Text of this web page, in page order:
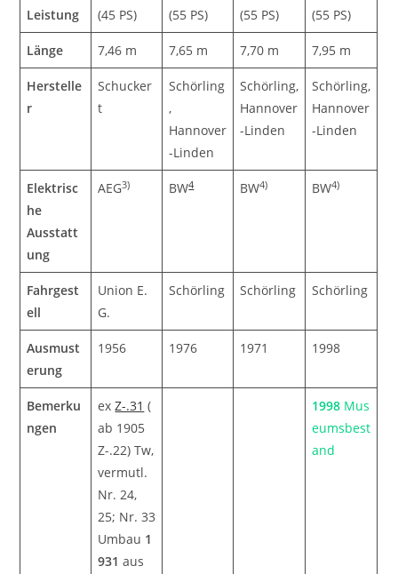
Leistung
(45 PS)
(55 PS)
(55 PS)
(55 PS)
Länge 7,46 m 7,65 m 7,70 m 7,95 m
Herstelle
r
Schucker
t
Schörling
,
Hannover
-Linden
Schörling,
Hannover
-Linden
Schörling,
Hannover
-Linden
Elektrisc
he
Ausstatt
ung
AEG3) BW4 BW4) BW4)
Fahrgest
ell
Union E.
G.
Schörling Schörling Schörling
Ausmust
erung
1956 1976 1971 1998
Bemerku
ngen
exZ-.31 (
ab 1905
Z-.22) Tw,
vermutl.
Nr. 24,
25; Nr. 33
Umbau 1
931aus
1998 Mus
eumsbest
and